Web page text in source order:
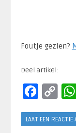
Foutje gezien?
Deel artikel:
LAAT EEN REACTIE